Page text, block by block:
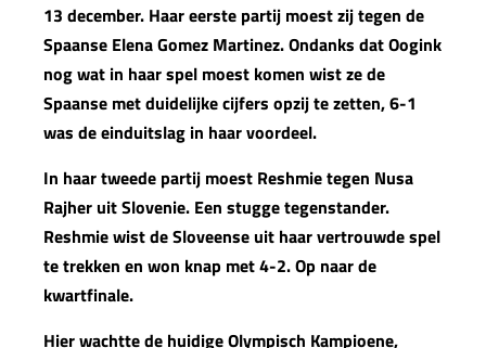
13 december. Haar eerste partij moest zij tegen de
Spaanse Elena Gomez Martinez. Ondanks dat Oogink
nog wat in haar spel moest komen wist ze de
Spaanse met duidelijke cijfers opzij te zetten, 6-1
was de einduitslag in haar voordeel.
In haar tweede partij moest Reshmie tegen Nusa
Rajher uit Slovenie. Een stugge tegenstander.
Reshmie wist de Sloveense uit haar vertrouwde spel
te trekken en won knap met 4-2. Op naar de
kwartfinale.
Hier wachtte de huidige Olympisch Kampioene,